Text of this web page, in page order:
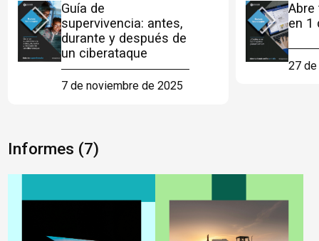
Guía de
supervivencia: antes,
durante y después de
un ciberataque
7 de noviembre de 2025
Abre
en 1
27
Informes (7)